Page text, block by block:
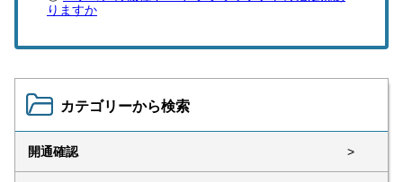
りますか
カテゴリーから検索
開通確認 >